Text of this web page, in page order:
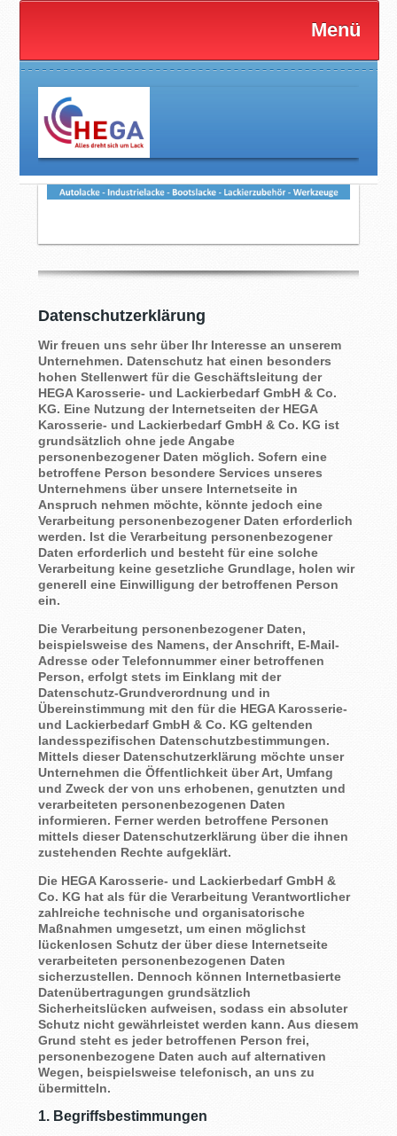
Menü
Datenschutzerklärung
Wir freuen uns sehr über Ihr Interesse an unserem
Unternehmen. Datenschutz hat einen besonders
hohen Stellenwert für die Geschäftsleitung der
HEGA Karosserie- und Lackierbedarf GmbH & Co.
KG. Eine Nutzung der Internetseiten der HEGA
Karosserie- und Lackierbedarf GmbH & Co. KG ist
grundsätzlich ohne jede Angabe
personenbezogener Daten möglich. Sofern eine
betroffene Person besondere Services unseres
Unternehmens über unsere Internetseite in
Anspruch nehmen möchte, könnte jedoch eine
Verarbeitung personenbezogener Daten erforderlich
werden. Ist die Verarbeitung personenbezogener
Daten erforderlich und besteht für eine solche
Verarbeitung keine gesetzliche Grundlage, holen wir
generell eine Einwilligung der betroffenen Person
ein.
Die Verarbeitung personenbezogener Daten,
beispielsweise des Namens, der Anschrift, E-Mail-
Adresse oder Telefonnummer einer betroffenen
Person, erfolgt stets im Einklang mit der
Datenschutz-Grundverordnung und in
Übereinstimmung mit den für die HEGA Karosserie-
und Lackierbedarf GmbH & Co. KG geltenden
landesspezifischen Datenschutzbestimmungen.
Mittels dieser Datenschutzerklärung möchte unser
Unternehmen die Öffentlichkeit über Art, Umfang
und Zweck der von uns erhobenen, genutzten und
verarbeiteten personenbezogenen Daten
informieren. Ferner werden betroffene Personen
mittels dieser Datenschutzerklärung über die ihnen
zustehenden Rechte aufgeklärt.
Die HEGA Karosserie- und Lackierbedarf GmbH &
Co. KG hat als für die Verarbeitung Verantwortlicher
zahlreiche technische und organisatorische
Maßnahmen umgesetzt, um einen möglichst
lückenlosen Schutz der über diese Internetseite
verarbeiteten personenbezogenen Daten
sicherzustellen. Dennoch können Internetbasierte
Datenübertragungen grundsätzlich
Sicherheitslücken aufweisen, sodass ein absoluter
Schutz nicht gewährleistet werden kann. Aus diesem
Grund steht es jeder betroffenen Person frei,
personenbezogene Daten auch auf alternativen
Wegen, beispielsweise telefonisch, an uns zu
übermitteln.
1. Begriffsbestimmungen